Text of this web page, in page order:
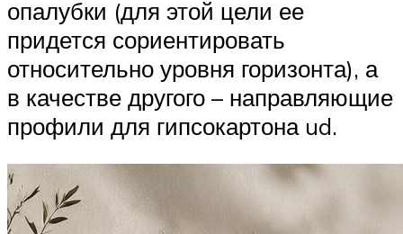
опалубки (для этой цели ее
придется сориентировать
относительно уровня горизонта), а
в качестве другого – направляющие
профили для гипсокартона ud.